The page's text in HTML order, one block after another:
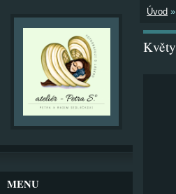
Úvod »
Květy
MENU